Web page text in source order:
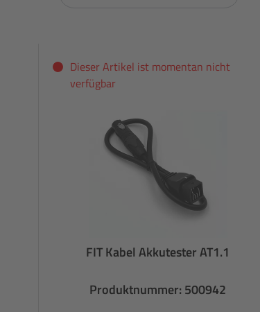
Dieser Artikel ist momentan nicht
verfügbar
FIT Kabel Akkutester AT1.1
Produktnummer: 500942